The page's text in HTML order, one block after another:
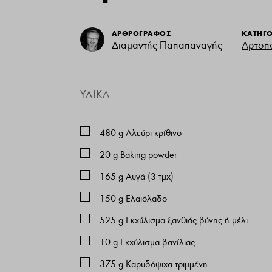
ΑΡΘΡΟΓΡΑΦΟΣ
Διαμαντής Παπαπαναγής
ΥΛΙΚΑ
480 g Αλεύρι κρίθινο
20 g Baking powder
165 g Αυγά (3 τμχ)
150 g Ελαιόλαδο
525 g Εκχύλισμα ξανθιάς βύνης ή μέλι
10 g Εκχύλισμα βανίλιας
375 g Καρυδόψιχα τριμμένη